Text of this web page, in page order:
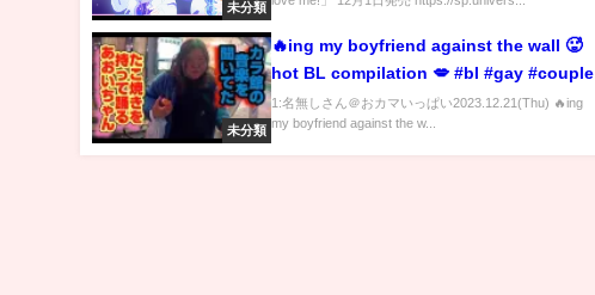
未分類
未分類
🔥ing my boyfriend against the wall 🥵
hot BL compilation 💋 #bl #gay #couple
1:名無しさん＠おカマいっぱい2023.12.21(Thu) 🔥ing
my boyfriend against the w...